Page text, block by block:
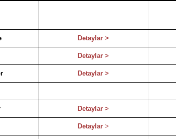
Detaylar >
Detaylar >
Detaylar >
Detaylar >
Detaylar>